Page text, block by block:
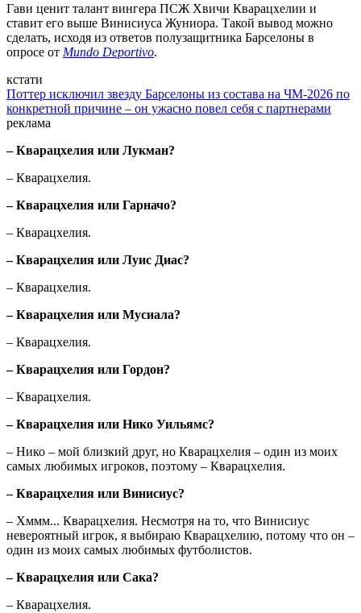
Гави ценит талант вингера ПСЖ Хвичи Кварацхелии и
ставит его выше Винисиуса Жуниора. Такой вывод можно
сделать, исходя из ответов полузащитника Барселоны в
опросе от Mundo Deportivo.
кстати
Поттер исключил звезду Барселоны из состава на ЧМ-2026 по
конкретной причине – он ужасно повел себя с партнерами
реклама
– Кварацхелия или Лукман?
– Кварацхелия.
– Кварацхелия или Гарначо?
– Кварацхелия.
– Кварацхелия или Луис Диас?
– Кварацхелия.
– Кварацхелия или Мусиала?
– Кварацхелия.
– Кварацхелия или Гордон?
– Кварацхелия.
– Кварацхелия или Нико Уильямс?
– Нико – мой близкий друг, но Кварацхелия – один из моих
самых любимых игроков, поэтому – Кварацхелия.
– Кварацхелия или Винисиус?
– Хммм... Кварацхелия. Несмотря на то, что Винисиус
невероятный игрок, я выбираю Кварацхелию, потому что он –
один из моих самых любимых футболистов.
– Кварацхелия или Сака?
– Кварацхелия.